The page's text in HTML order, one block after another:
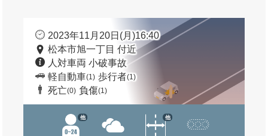
2023年11月20日(月)16:40
松本市旭一丁目 付近
人対車両 小破事故
軽自動車(1) 歩行者(1)
死亡(0) 負傷(1)
他 他